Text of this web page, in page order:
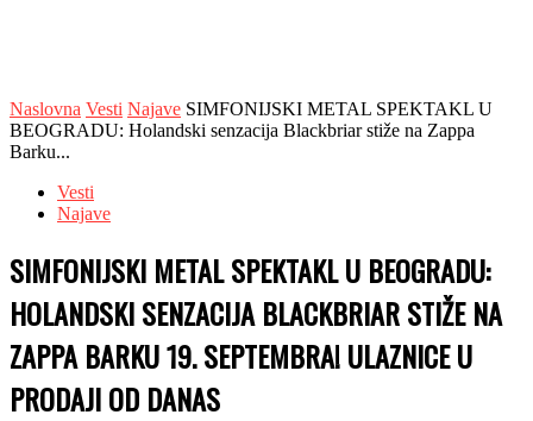
Naslovna Vesti Najave SIMFONIJSKI METAL SPEKTAKL U
BEOGRADU: Holandski senzacija Blackbriar stiže na Zappa
Barku...
Vesti
Najave
SIMFONIJSKI METAL SPEKTAKL U BEOGRADU:
HOLANDSKI SENZACIJA BLACKBRIAR STIŽE NA
ZAPPA BARKU 19. SEPTEMBRA! ULAZNICE U
PRODAJI OD DANAS